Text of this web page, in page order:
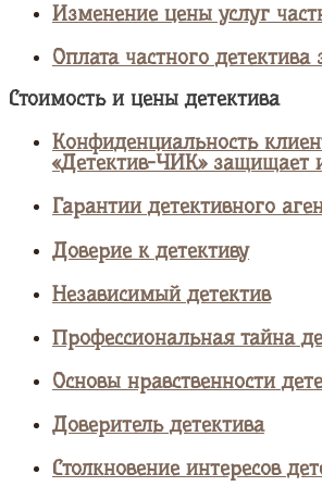
Изменение цены услуг
Оплата частного детектива
Стоимость и цены детектива
Конфиденциальность
«Детектив-ЧИК»
Гарантии детективного
Доверие к детективу
Независимый детектив
Профессиональная тайна
Основы нравственности
Доверитель детектива
Столкновение интересов